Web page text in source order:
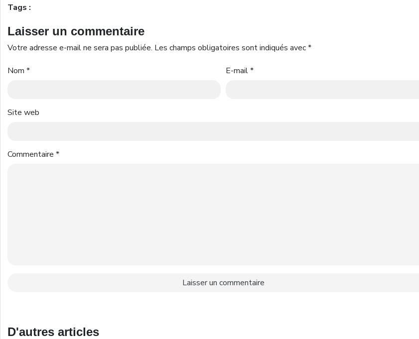
Tags :
Laisser un commentaire
Votre adresse e-mail ne sera pas publiée. Les champs obligatoires sont indiqués avec*
Nom * E-mail*
Site web
Commentaire *
D'autres articles